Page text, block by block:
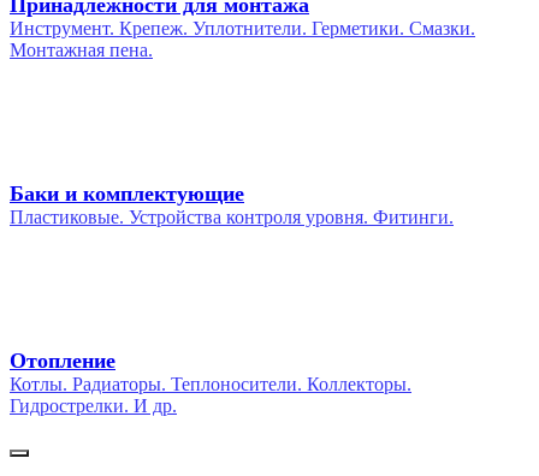
Принадлежности для монтажа
Инструмент. Крепеж. Уплотнители. Герметики. Смазки.
Монтажная пена.
Баки и комплектующие
Пластиковые. Устройства контроля уровня. Фитинги.
Отопление
Котлы. Радиаторы. Теплоносители. Коллекторы.
Гидрострелки. И др.